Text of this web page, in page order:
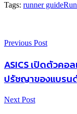
Tags: runner guide
Previous Post
ASICS เปิดตัวคอ
ปรัชญาของแบรน
Next Post